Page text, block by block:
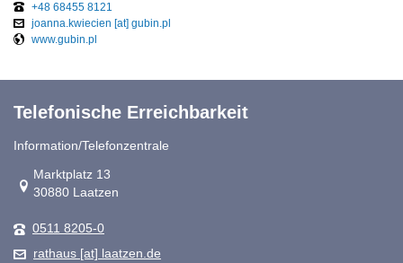
+48 68455 8121
joanna.kwiecien [at] gubin.pl
www.gubin.pl
Telefonische Erreichbarkeit
Information/Telefonzentrale
Link zur Google-Maps Navigation
Marktplatz 13
30880 Laatzen
0511 8205-0
rathaus [at] laatzen.de